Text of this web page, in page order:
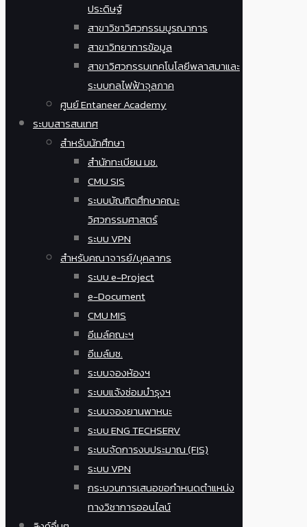
ประดิษฐ์
สาขาวิชาวิศวกรรมบูรณาการ
สาขาวิทยาการข้อมูล
สาขาวิศวกรรมเทคโนโลยีพลาสมาและ
ระบบกลไฟฟ้าจุลภาค
ศูนย์ Entaneer Academy
ระบบสารสนเทศ
สำหรับนักศึกษา
สำนักทะเบียน มช.
CMU SIS
ระบบบัณฑิตศึกษาคณะ
วิศวกรรมศาสตร์
ระบบ VPN
สำหรับคณาจารย์/บุคลากร
ระบบ e-Project
e-Document
CMU MIS
อีเมล์คณะฯ
อีเมล์มช.
ระบบจองห้องฯ
ระบบแจ้งซ่อมบำรุงฯ
ระบบจองยานพาหนะ
ระบบ ENG TECHSERV
ระบบจัดการงบประมาณ (FIS)
ระบบ VPN
กระบวนการเสนอขอกำหนดตำแหน่ง
ทางวิชาการออนไลน์